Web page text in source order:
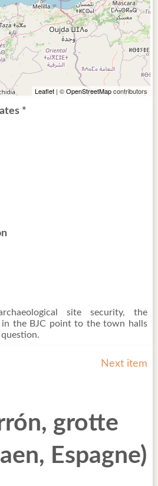
Next item
grotte
Espagne)
Leaflet| ©OpenStreetMapcontributors
*
site security, the
in the BJC point to the town halls